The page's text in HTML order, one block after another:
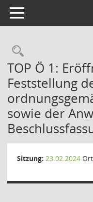
Toggle navigation
TOP Ö 1:
Feststellung
sowie der
Sitzung: 23.02.2024